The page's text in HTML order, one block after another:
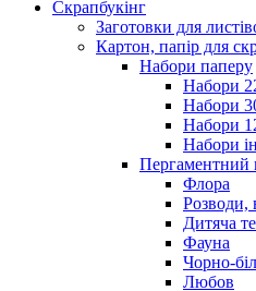
Скрапбукінг
Заготовки для
Картон, папір для
Набори паперу
Набори
Набори
Набори
Набори
Пергаментний
Флора
Розводи,
Дитяча
Фауна
Чорно-
Любов